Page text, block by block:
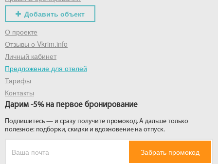
Добавить объект
О проекте
Отзывы о Vkrim.info
Личный кабинет
Предложение для отелей
Тарифы
Контакты
Дарим -5% на первое бронирование
Подпишитесь — и сразу получите промокод. А дальше только
полезное: подборки, скидки и вдохновение на отпуск.
Забрать промокод